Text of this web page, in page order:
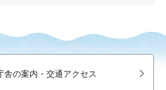
舎の案内・交通アクセス